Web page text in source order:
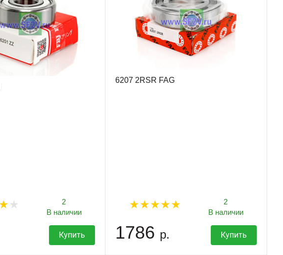
2
В наличии
Купить
6207 2RSR FAG
2
В наличии
1786 р. Купить